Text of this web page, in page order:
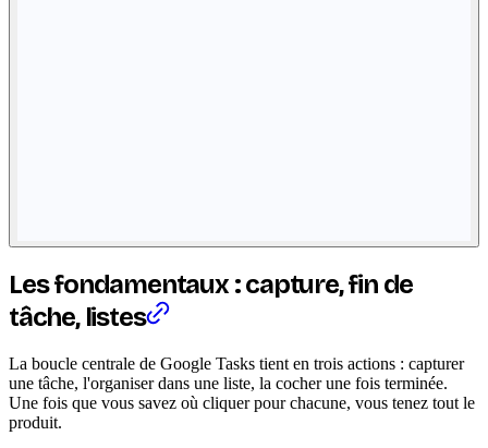
Les fondamentaux : capture, fin de
tâche, listes
La boucle centrale de Google Tasks tient en trois actions : capturer
une tâche, l'organiser dans une liste, la cocher une fois terminée.
Une fois que vous savez où cliquer pour chacune, vous tenez tout le
produit.